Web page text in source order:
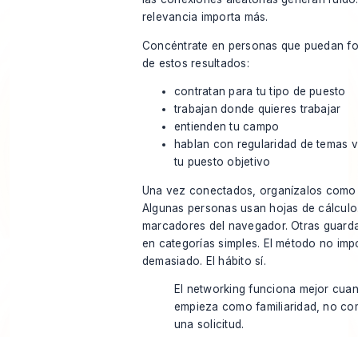
relevancia importa más.
Concéntrate en personas que puedan
de estos resultados:
contratan para tu tipo de puesto
trabajan donde quieres trabajar
entienden tu campo
hablan con regularidad de temas
tu puesto objetivo
Una vez conectados, organízalos como
Algunas personas usan hojas de
marcadores del navegador. Otras
en categorías simples. El método no
demasiado. El hábito sí.
El networking funciona mejor
empieza como familiaridad, no
una solicitud.